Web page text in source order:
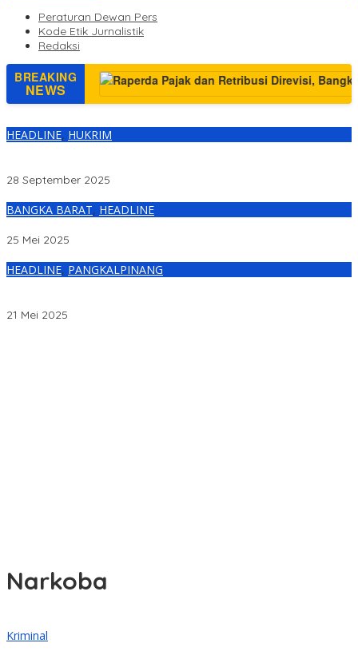
Peraturan Dewan Pers
Kode Etik Jurnalistik
Redaksi
BREAKING
NEWS
HEADLINE, HUKRIM
28 September 2025
BANGKA BARAT, HEADLINE
25 Mei 2025
HEADLINE, PANGKALPINANG
21 Mei 2025
Narkoba
Kriminal